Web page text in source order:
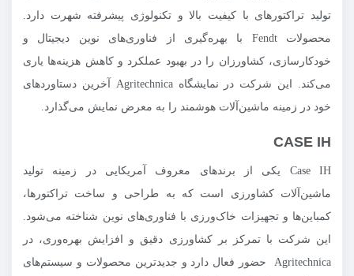
تولید تراکتورهای با کیفیت بالا و تکنولوژی پیشرفته شهرت دارد.
محصولات Fendt با بهره‌گیری از فناوری‌های نوین دیجیتال و
خودکارسازی، کشاورزان را در بهبود عملکرد و کاهش هزینه‌ها یاری
می‌کند. این شرکت در نمایشگاه Agritechnica آخرین دستاوردهای
خود در زمینه ماشین‌آلات هوشمند را به معرض نمایش می‌گذارد.
CASE IH
Case IH یکی از برندهای معروف آمریکایی در زمینه تولید
ماشین‌آلات کشاورزی است که به طراحی و ساخت تراکتورها،
کمباین‌ها و تجهیزات خاک‌ورزی با فناوری‌های نوین شناخته می‌شود.
این شرکت با تمرکز بر کشاورزی دقیق و افزایش بهره‌وری، در
Agritechnica حضور فعال دارد و جدیدترین محصولات و سیستم‌های